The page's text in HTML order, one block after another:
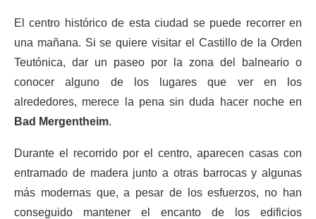
El centro histórico de esta ciudad se puede recorrer en
una mañana. Si se quiere visitar el Castillo de la Orden
Teutónica, dar un paseo por la zona del balneario o
conocer alguno de los lugares que ver en los
alrededores, merece la pena sin duda hacer noche en
Bad Mergentheim.
Durante el recorrido por el centro, aparecen casas con
entramado de madera junto a otras barrocas y algunas
más modernas que, a pesar de los esfuerzos, no han
conseguido mantener el encanto de los edificios